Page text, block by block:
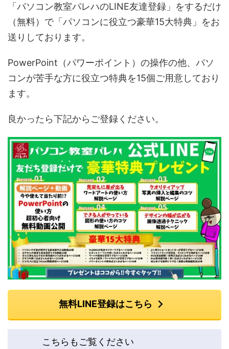
「パソコン教室パレハのLINE友達登録」をするだけ
（無料）で「パソコンに役立つ豪華15大特典」をお
送りしております。
PowerPoint（パワーポイント）の操作の他、パソ
コンが苦手な方に役立つ特典を15個ご用意しており
ます。
良かったら下記からご登録ください。
無料LINE登録はこちら
こちらもご覧ください